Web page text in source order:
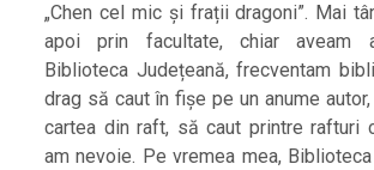
„Chen cel mic și frații dragoni”. Mai
apoi prin facultate, chiar aveam
Biblioteca Județeană, frecventam
drag să caut în fișe pe un anume
cartea din raft, să caut printre rafturi
am nevoie. Pe vremea mea,